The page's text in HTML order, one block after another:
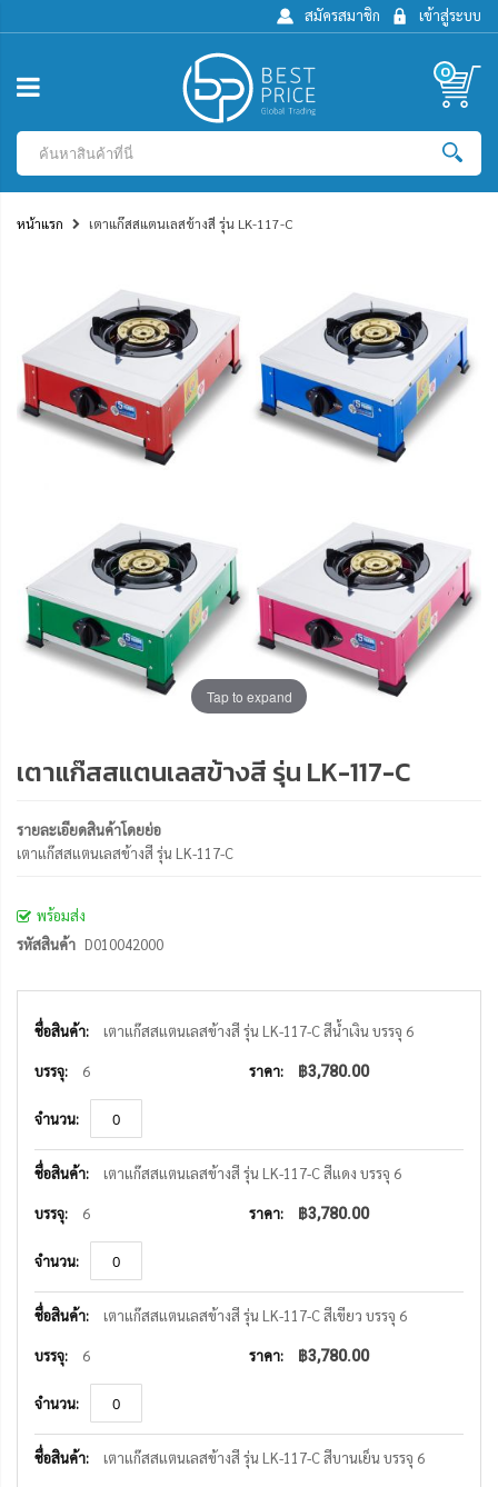
เข้าสู่ระบบ
สมัครสมาชิก
0
หน้าแรก เตาแก๊สสแตนเลสข้างสี รุ่น LK-117-C
เตาแก๊สสแตนเลสข้างสี รุ่น LK-117-C
รายละเอียดสินค้าโดยย่อ
เตาแก๊สสแตนเลสข้างสี รุ่น LK-117-C
พร้อมส่ง
รหัสสินค้า D010042000
สินค้า
เตาแก๊สสแตนเลสข้างสี รุ่น LK-117-C สีน้ำเงิน บรรจุ 6
6 ฿3,780.00
เตาแก๊สสแตนเลสข้างสี รุ่น LK-117-C สีแดง บรรจุ 6
6 ฿3,780.00
เตาแก๊สสแตนเลสข้างสี รุ่น LK-117-C สีเขียว บรรจุ 6
6 ฿3,780.00
เตาแก๊สสแตนเลสข้างสี รุ่น LK-117-C สีบานเย็น บรรจุ 6
Tap to expand